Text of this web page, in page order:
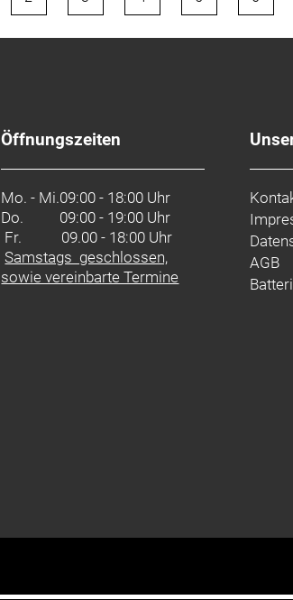
Öffnungszeiten
Mo. - Mi.09:00 - 18:00 Uhr
Do.
09:00 - 19:00 Uhr
Fr. 09.00 - 18:00 Uhr
Samstags geschlossen,
sowie vereinbarte Termine
AGB